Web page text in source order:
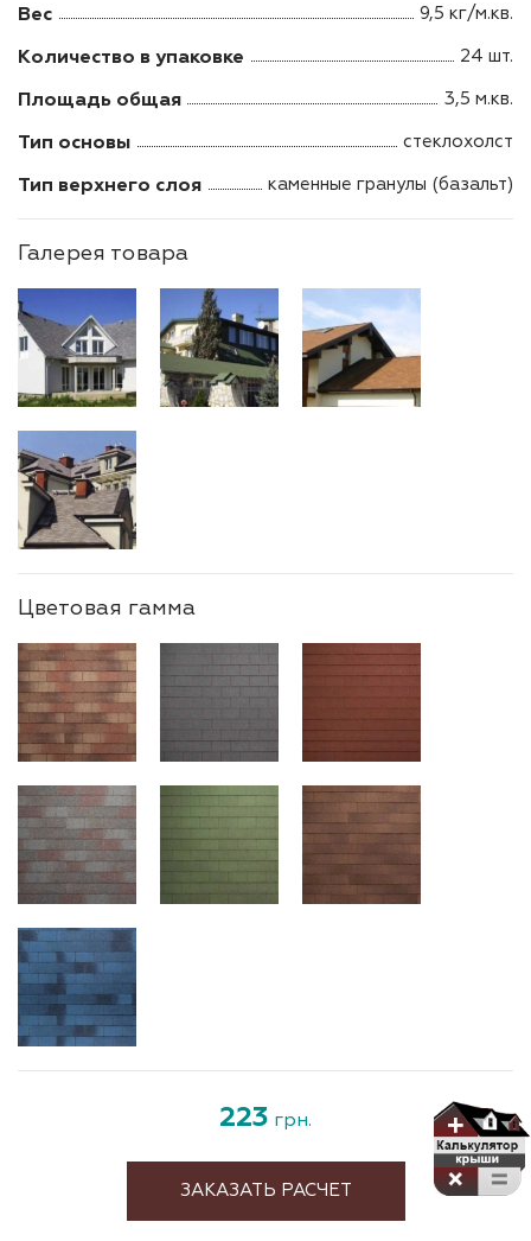
Вес 9,5 кг/м.кв.
Количество в упаковке 24 шт.
Площадь общая 3,5 м.кв.
Тип основы стеклохолст
Тип верхнего слоя каменные гранулы (базальт)
Галерея товара
Цветовая гамма
223 грн.
ЗАКАЗАТЬ РАСЧЕТ